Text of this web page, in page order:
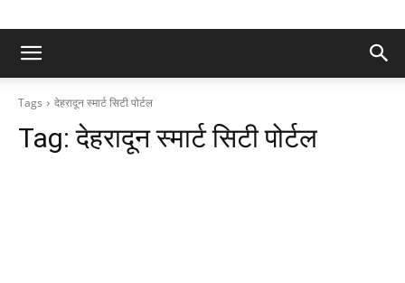
Tags देहरादून स्मार्ट सिटी पोर्टल
Tag:देहरादून स्मार्ट सिटी पोर्टल